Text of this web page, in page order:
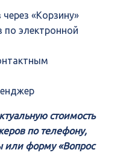
«Корзину»
по электронной
стоимость
по телефону,
или форму «Вопрос